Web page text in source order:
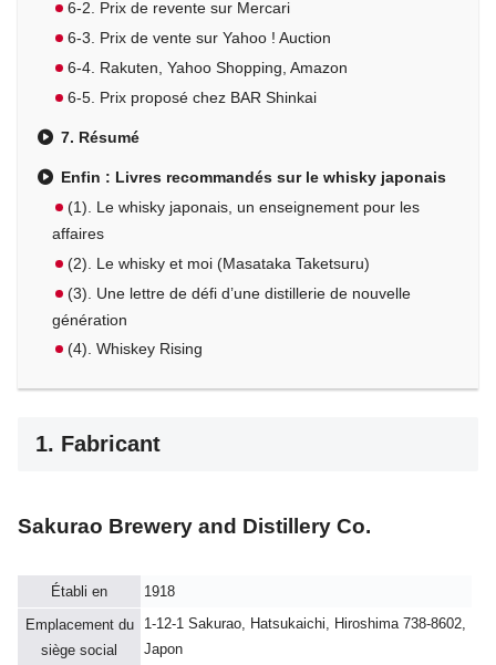
6-2. Prix de revente sur Mercari
6-3. Prix de vente sur Yahoo ! Auction
6-4. Rakuten, Yahoo Shopping, Amazon
6-5. Prix proposé chez BAR Shinkai
7. Résumé
Enfin : Livres recommandés sur le whisky japonais
(1). Le whisky japonais, un enseignement pour les
affaires
(2). Le whisky et moi (Masataka Taketsuru)
(3). Une lettre de défi d’une distillerie de nouvelle
génération
(4). Whiskey Rising
1. Fabricant
Sakurao Brewery and Distillery Co.
Établi en
1918
Emplacement du
siège social
1-12-1 Sakurao, Hatsukaichi, Hiroshima 738-8602,
Japon